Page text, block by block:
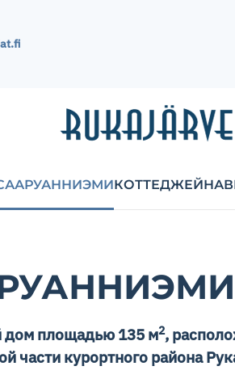
КОТТЕДЖЕЙ
дом площадью 135 м2,
части курортного района